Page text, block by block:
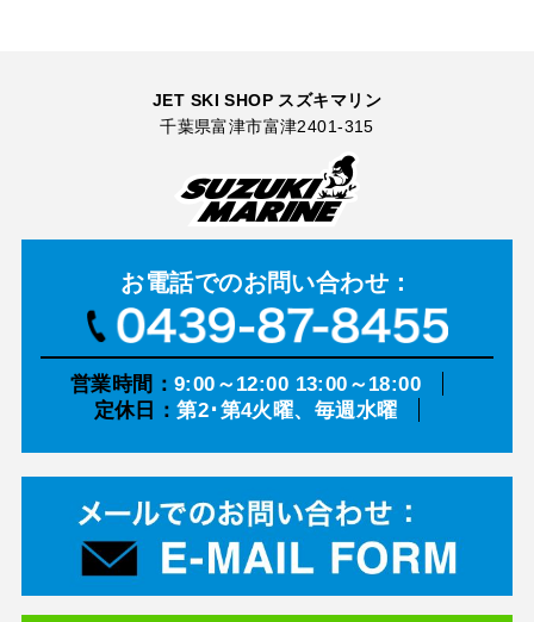
JET SKI SHOP スズキマリン
千葉県富津市富津2401-315
お電話でのお問い合わせ：
営業時間： 9:00～12:00 13:00～18:00
定休日：第2･第4火曜、毎週水曜